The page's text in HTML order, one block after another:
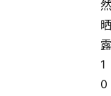
然
晒
露
1
0